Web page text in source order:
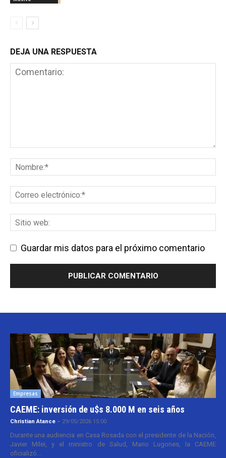
DEJA UNA RESPUESTA
Guardar mis datos para el próximo comentario
Empresas
CAEME: inversión de u$s 8.000 M en seis años
Christian Atance - 29/05/2026 15:00
Durante una audiencia en Casa Rosada con el presidente de la Nación,
Javier Milei, y el ministro de Salud, Mario Lugones, la CAEME
oficializó...